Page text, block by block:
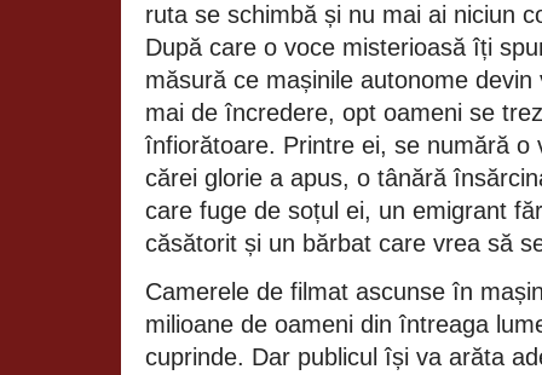
ruta se schimbă și nu mai ai niciun
După care o voce misterioasă îți
măsură ce mașinile autonome
mai de încredere, opt oameni se
înfiorătoare. Printre ei, se numără o
cărei glorie a apus, o tânără
care fuge de soțul ei, un emigrant
căsătorit și un bărbat care vrea să
Camerele de filmat ascunse în
milioane de oameni din întreaga
cuprinde. Dar publicul își va arăta